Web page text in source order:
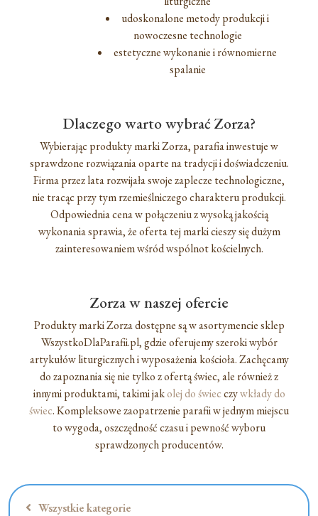
Wszystkie kategorie
udoskonalone metody produkcji i
nowoczesne technologie
estetyczne wykonanie i równomierne
spalanie
Dlaczego warto wybrać Zorza?
Wybierając produkty marki Zorza, parafia inwestuje w
sprawdzone rozwiązania oparte na tradycji i doświadczeniu.
Firma przez lata rozwijała swoje zaplecze technologiczne,
nie tracąc przy tym rzemieślniczego charakteru produkcji.
Odpowiednia cena w połączeniu z wysoką jakością
wykonania sprawia, że oferta tej marki cieszy się dużym
zainteresowaniem wśród wspólnot kościelnych.
Zorza w naszej ofercie
Produkty marki Zorza dostępne są w asortymencie sklep
WszystkoDlaParafii.pl, gdzie oferujemy szeroki wybór
artykułów liturgicznych i wyposażenia kościoła. Zachęcamy
do zapoznania się nie tylko z ofertą świec, ale również z
innymi produktami, takimi jakolej do świecczywkłady do
świec. Kompleksowe zaopatrzenie parafii w jednym miejscu
to wygoda, oszczędność czasu i pewność wyboru
sprawdzonych producentów.